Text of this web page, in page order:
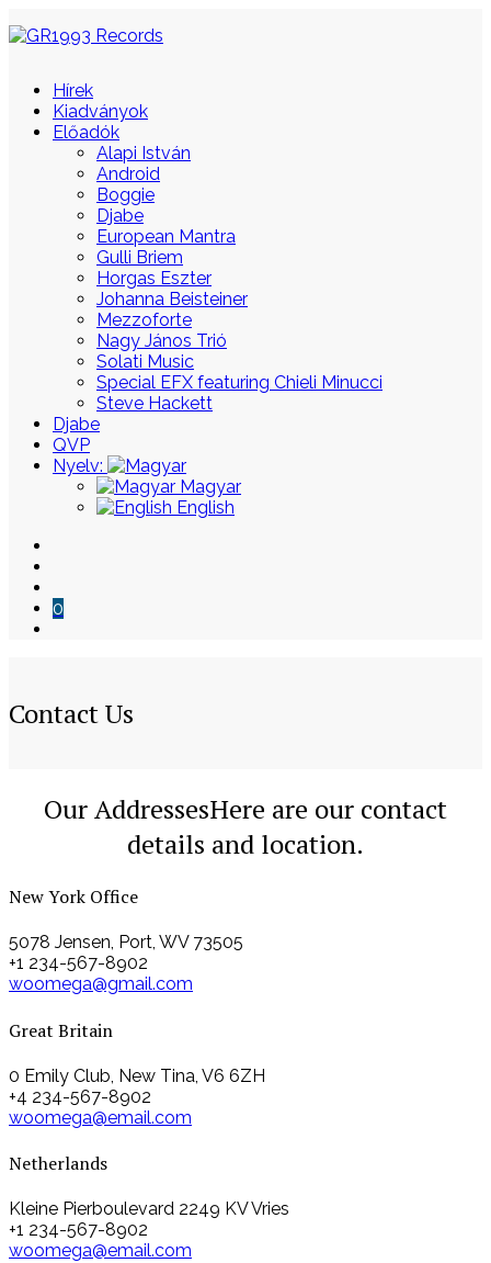
Hírek
Kiadványok
Előadók
Alapi István
Android
Boggie
Djabe
European Mantra
Gulli Briem
Horgas Eszter
Johanna Beisteiner
Mezzoforte
Nagy János Trió
Solati Music
Special EFX featuring Chieli Minucci
Steve Hackett
Djabe
QVP
Nyelv:
Magyar
English
0
Contact Us
Our AddressesHere are our contact
details and location.
New York Office
5078 Jensen, Port, WV 73505
+1 234-567-8902
woomega@gmail.com
Great Britain
0 Emily Club, New Tina, V6 6ZH
+4 234-567-8902
woomega@email.com
Netherlands
Kleine Pierboulevard 2249 KV Vries
+1 234-567-8902
woomega@email.com